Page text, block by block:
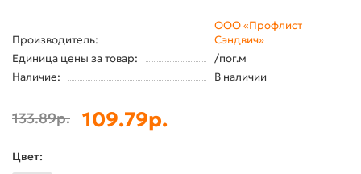
Производитель:
ООО «Профлист
Сэндвич»
Единица цены за товар:
/пог.м
Наличие:
В наличии
133.89р. 109.79р.
Цвет: